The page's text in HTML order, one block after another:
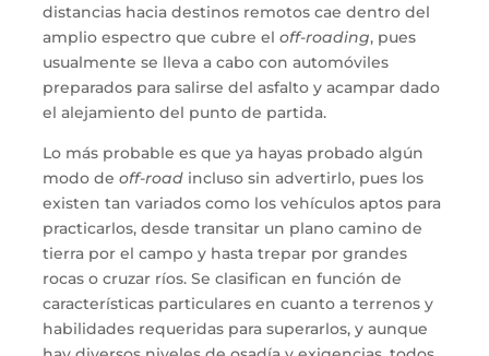
distancias hacia destinos remotos cae dentro del
amplio espectro que cubre eloff-roading, pues
usualmente se lleva a cabo con automóviles
preparados para salirse del asfalto y acampar dado
el alejamiento del punto de partida.
Lo más probable es que ya hayas probado algún
modo deoff-road incluso sin advertirlo, pues los
existen tan variados como los vehículos aptos para
practicarlos, desde transitar un plano camino de
tierra por el campo y hasta trepar por grandes
rocas o cruzar ríos. Se clasifican en función de
características particulares en cuanto a terrenos y
habilidades requeridas para superarlos, y aunque